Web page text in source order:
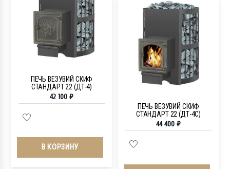
ПЕЧЬ ВЕЗУВИЙ СКИФ
СТАНДАРТ 22 (ДТ-4)
42 100 ₽
В КОРЗИНУ
ПЕЧЬ ВЕЗУВИЙ СКИФ
СТАНДАРТ 22 (ДТ-4С)
44 400 ₽